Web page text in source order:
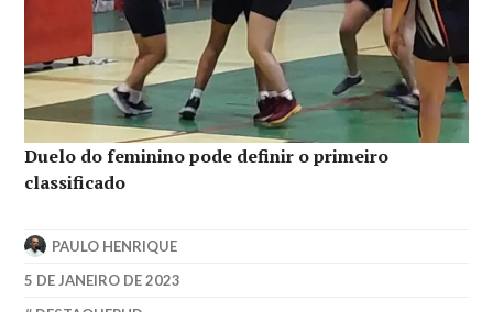
Duelo do feminino pode definir o primeiro
classificado
PAULO HENRIQUE
5 DE JANEIRO DE 2023